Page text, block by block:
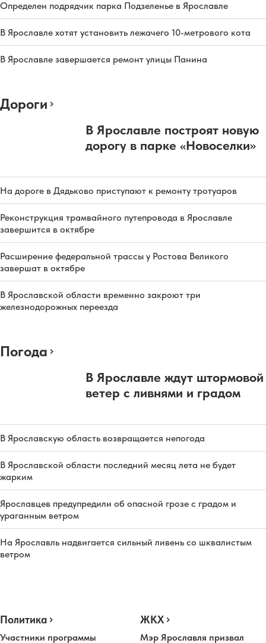
Определен подрядчик парка Подзеленье в Ярославле
В Ярославле хотят установить лежачего 10-метрового кота
В Ярославле завершается ремонт улицы Панина
Дороги
В Ярославле построят новую
дорогу в парке «Новоселки»
На дороге в Дядьково приступают к ремонту тротуаров
Реконструкция трамвайного путепровода в Ярославле
завершится в октябре
Расширение федеральной трассы у Ростова Великого
завершат в октябре
В Ярославской области временно закроют три
железнодорожных переезда
Погода
В Ярославле ждут штормовой
ветер с ливнями и градом
В Ярославскую область возвращается непогода
В Ярославской области последний месяц лета не будет
жарким
Ярославцев предупредили об опасной грозе с градом и
ураганным ветром
На Ярославль надвигается сильный ливень со шквалистым
ветром
Политика
Участники программы
ЖКХ
Мэр Ярославля призвал